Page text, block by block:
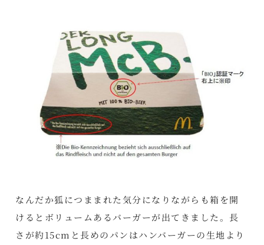
なんだか狐につままれた気分になりながらも箱を開
けるとボリュームあるバーガーが出てきました。長
さが約15cmと長めのパンはハンバーガーの生地より